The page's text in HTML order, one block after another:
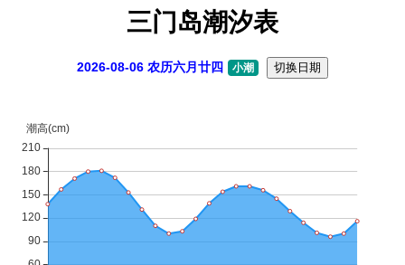
三门岛潮汐表
2026-08-06 农历六月廿四 小潮 切换日期